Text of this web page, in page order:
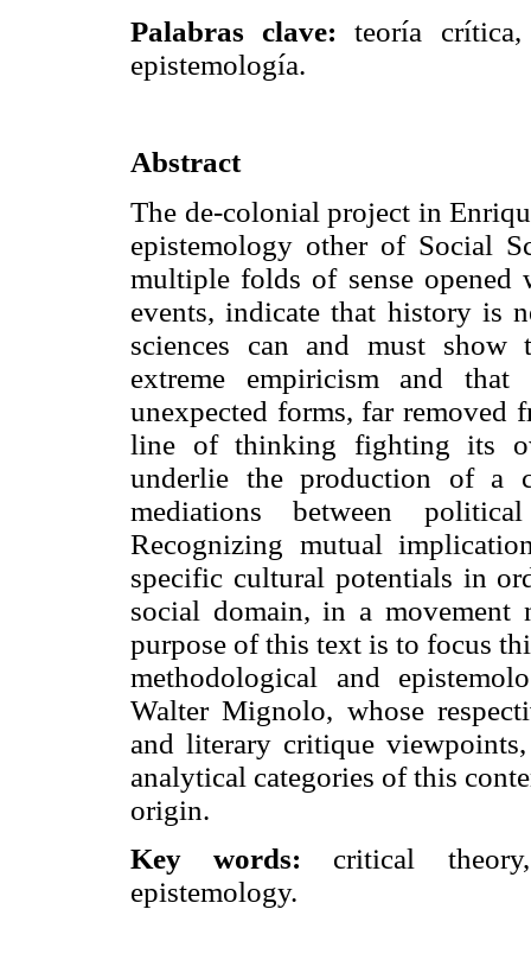
Palabras clave: teoría crítica,
epistemología.
Abstract
The de-colonial project in
epistemology other of Social
multiple folds of sense opened
events, indicate that history is
sciences can and must
extreme empiricism and that
unexpected forms, far removed
line of thinking fighting its
underlie the production of a
mediations between
Recognizing mutual
specific cultural potentials in
social domain, in a
purpose of this text is to focus
methodological and
Walter Mignolo, whose
and literary critique
analytical categories of this
origin.
Key words: critical theory,
epistemology.